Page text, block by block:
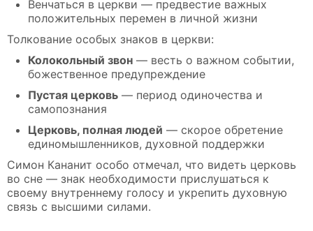
Венчаться в церкви — предвестие важных
положительных перемен в личной жизни
Толкование особых знаков в церкви:
Колокольный звон — весть о важном событии,
божественное предупреждение
Пустая церковь — период одиночества и
самопознания
Церковь, полная людей — скорое обретение
единомышленников, духовной поддержки
Симон Кананит особо отмечал, что видеть церковь
во сне — знак необходимости прислушаться к
своему внутреннему голосу и укрепить духовную
связь с высшими силами.